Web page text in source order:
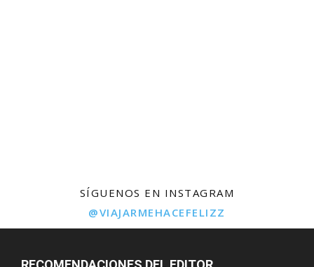
SÍGUENOS EN INSTAGRAM
@VIAJARMEHACEFELIZZ